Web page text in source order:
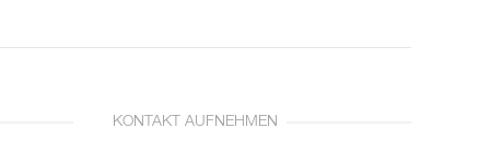
KONTAKT AUFNEHMEN